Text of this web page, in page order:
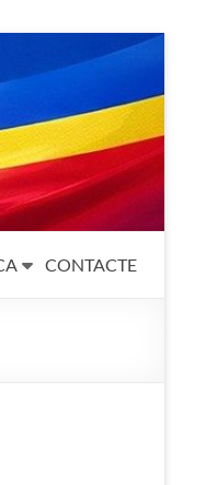
CONTACTE